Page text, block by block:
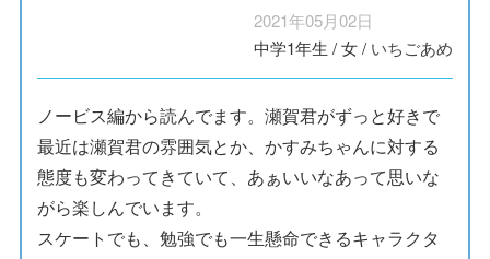
2021年05月02日
中学1年生 /女/ いちごあめ
ノービス編から読んでます。瀬賀君がずっと好きで
最近は瀬賀君の雰囲気とか、かすみちゃんに対する
態度も変わってきていて、あぁいいなあって思いな
がら楽しんでいます。
スケートでも、勉強でも一生懸命できるキャラクタ